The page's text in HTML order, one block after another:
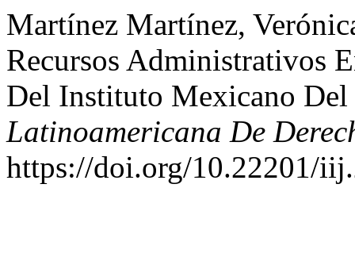
Martínez Martínez,
Recursos Administrativos
Del Instituto Mexicano
Latinoamericana De
https://doi.org/10.22201/